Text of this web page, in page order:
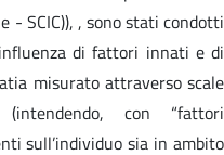
- SCIC)), , sono stati condotti
di fattori innati e di
misurato attraverso scale
con “fattori
sull’individuo sia in ambito